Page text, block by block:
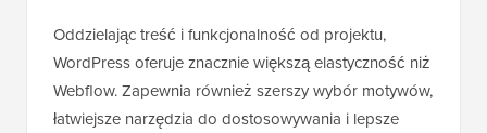
Oddzielając treść i funkcjonalność od projektu,
WordPress oferuje znacznie większą elastyczność niż
Webflow. Zapewnia również szerszy wybór motywów,
łatwiejsze narzędzia do dostosowywania i lepsze